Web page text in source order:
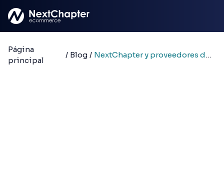
Página
principal
/ Blog / NextChapter y proveedores de pago